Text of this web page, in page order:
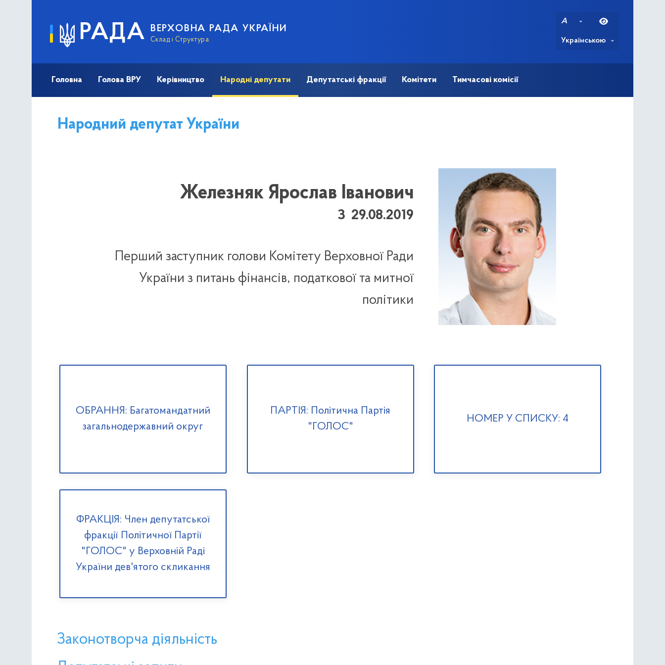
РАДА ВЕРХОВНА РАДА УКРАЇНИ
Склад і Структура
A
Українською
Головна Голова ВРУ Керівництво Народні депутати Депутатські фракції Комітети Тимчасові комісії
Народний депутат України
Железняк Ярослав Іванович
З 29.08.2019
Перший заступник голови Комітету Верховної Ради
України з питань фінансів, податкової та митної
політики
ОБРАННЯ: Багатомандатний
загальнодержавний округ
ПАРТІЯ: Політична Партія
"ГОЛОС"
НОМЕР У СПИСКУ: 4
ФРАКЦІЯ: Член депутатської
фракції Політичної Партії
"ГОЛОС" у Верховній Раді
України дев'ятого скликання
Законотворча діяльність